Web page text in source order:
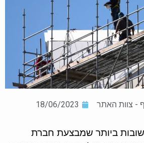
- צוות האתר 18/06/2023
ביותר שמבצעת חברת